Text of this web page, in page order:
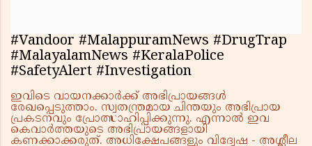
#Vandoor #MalappuramNews #DrugTrap
#MalayalamNews #KeralaPolice
#SafetyAlert #Investigation
ഇവിടെ വായനക്കാർക്ക് അഭിപ്രായങ്ങൾ
രേഖപ്പെടുത്താം. സ്വതന്ത്രമായ ചിന്തയും അഭിപ്രായ
പ്രകടനവും പ്രോത്സാഹിപ്പിക്കുന്നു. എന്നാൽ ഇവ
കെവാർത്തയുടെ അഭിപ്രായങ്ങളായി
കണക്കാക്കരുത്. അധിക്ഷേപങ്ങളും വിദ്വേഷ - അശ്ലീല